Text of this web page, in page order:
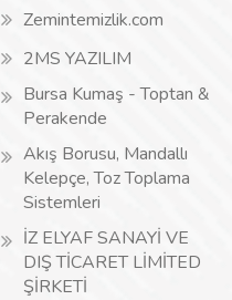
Zemintemizlik.com
2MS YAZILIM
Bursa Kumaş - Toptan &
Perakende
Akış Borusu, Mandallı
Kelepçe, Toz Toplama
Sistemleri
İZ ELYAF SANAYİ VE
DIŞ TİCARET LİMİTED
ŞİRKETİ